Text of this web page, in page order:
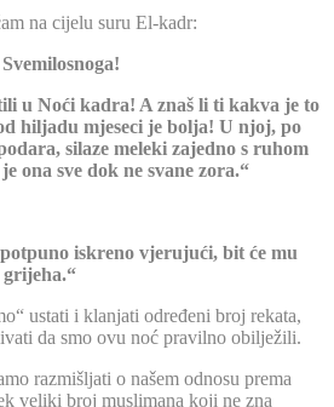
na cijelu suru El-kadr:
u Noći kadra! A znaš li ti kakva je to
hiljadu mjeseci je bolja! U njoj, po
silaze meleki zajedno s ruhom
ona sve dok ne svane zora.“
iskreno vjerujući, bit će mu
grijeha.“
ustati i klanjati određeni broj rekata,
da smo ovu noć pravilno obilježili.
razmišljati o našem odnosu prema
veliki broj muslimana koji ne zna